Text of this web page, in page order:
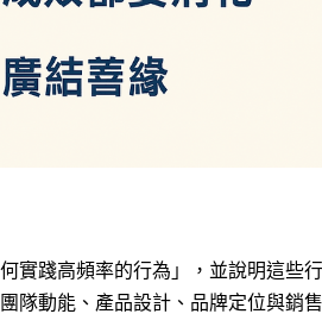
實踐高頻率的行為」，並說明這些
隊動能、產品設計、品牌定位與銷